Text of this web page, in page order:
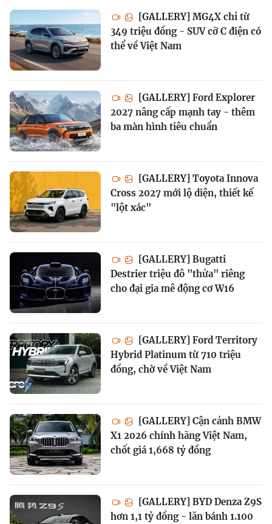
[GALLERY] MG4X chỉ từ
349 triệu đồng - SUV cỡ C điện có
thể về Việt Nam
[GALLERY] Ford Explorer
2027 nâng cấp mạnh tay - thêm
ba màn hình tiêu chuẩn
[GALLERY] Toyota Innova
Cross 2027 mới lộ diện, thiết kế
"lột xác"
[GALLERY] Bugatti
Destrier triệu đô "thửa" riêng
cho đại gia mê động cơ W16
[GALLERY] Ford Territory
Hybrid Platinum từ 710 triệu
đồng, chờ về Việt Nam
[GALLERY] Cận cảnh BMW
X1 2026 chính hãng Việt Nam,
chốt giá 1,668 tỷ đồng
[GALLERY] BYD Denza Z9S
hơn 1,1 tỷ đồng - lăn bánh 1.100